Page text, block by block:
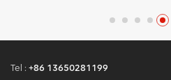
ergonomischer Stuhl Hohe
Rückenlehne Moq 1 Stück
Kopfstütze für
Tel : +86 13650281199